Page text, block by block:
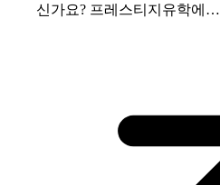
신가요? 프레스티지유학에…